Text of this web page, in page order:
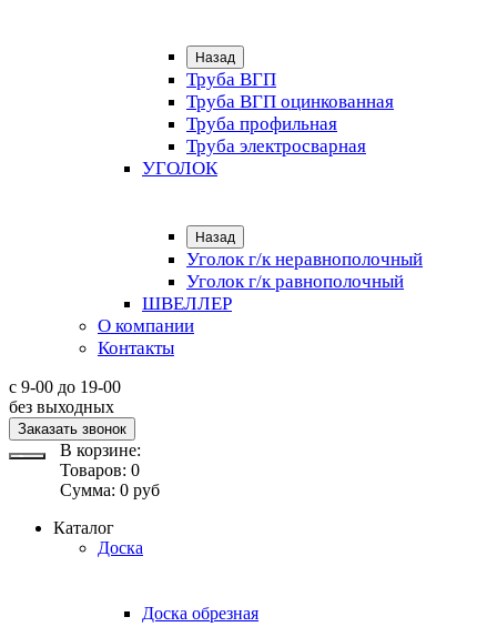
Назад
Труба ВГП
Труба ВГП оцинкованная
Труба профильная
Труба электросварная
УГОЛОК
Назад
Уголок г/к неравнополочный
Уголок г/к равнополочный
ШВЕЛЛЕР
О компании
Контакты
с 9-00 до 19-00
без выходных
Заказать звонок
В корзине:
Товаров: 0
Сумма: 0 руб
Каталог
Доска
Доска обрезная